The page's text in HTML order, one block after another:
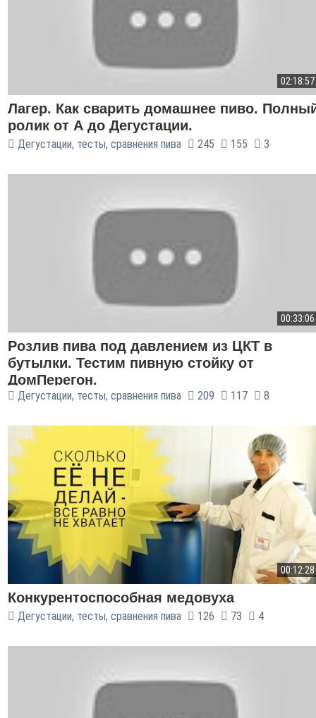
02:18:57
Лагер. Как сварить домашнее пиво.
ролик от А до Дегустации.
Дегустации, тесты, сравнения пива 245 155 3
00:33:06
Розлив пива под давлением из ЦКТ в
бутылки. Тестим пивную стойку от
ДомПерегон.
Дегустации, тесты, сравнения пива 209 117 8
00:12:28
Конкурентоспособная медовуха
Дегустации, тесты, сравнения пива 126 73 4